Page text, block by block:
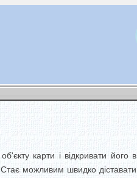
карти і відкривати його в
можливим швидко діставати